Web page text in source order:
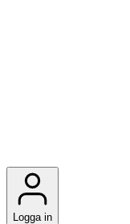
Logga in